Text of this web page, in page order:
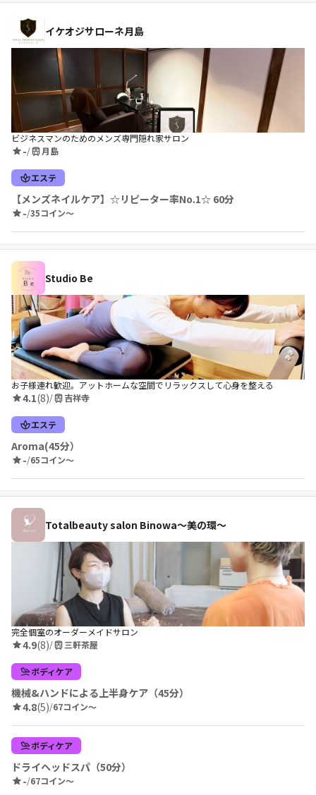
イケオジサローネ月島
ビジネスマンのためのメンズ専門隠れ家サロン
-/ 月島
エステ
【メンズネイルケア】☆リピーター率No.1☆ 60分
-/35コイン〜
Studio Be
お子様連れ歓迎。アットホームな空間でリラックスして心身を整える
4.1(8)/ 吉祥寺
エステ
Aroma(45分）
-/65コイン〜
Totalbeauty salon Binowa〜美の環〜
完全個室のオーダーメイドサロン
4.9(8)/ 三軒茶屋
ボディケア
機械&ハンドによる上半身ケア（45分）
4.8(5)/67コイン〜
ボディケア
ドライヘッドスパ（50分）
-/67コイン〜